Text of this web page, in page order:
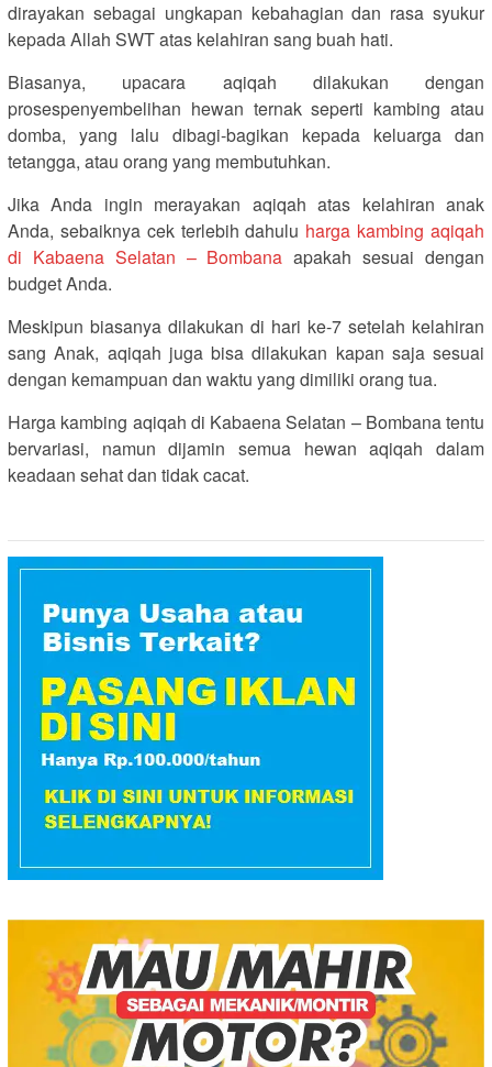
dirayakan sebagai ungkapan kebahagian dan rasa syukur
kepada Allah SWT atas kelahiran sang buah hati.
Biasanya, upacara aqiqah dilakukan dengan
prosespenyembelihan hewan ternak seperti kambing atau
domba, yang lalu dibagi-bagikan kepada keluarga dan
tetangga, atau orang yang membutuhkan.
Jika Anda ingin merayakan aqiqah atas kelahiran anak
Anda, sebaiknya cek terlebih dahulu harga kambing aqiqah
di Kabaena Selatan – Bombana apakah sesuai dengan
budget Anda.
Meskipun biasanya dilakukan di hari ke-7 setelah kelahiran
sang Anak, aqiqah juga bisa dilakukan kapan saja sesuai
dengan kemampuan dan waktu yang dimiliki orang tua.
Harga kambing aqiqah di Kabaena Selatan – Bombana tentu
bervariasi, namun dijamin semua hewan aqiqah dalam
keadaan sehat dan tidak cacat.